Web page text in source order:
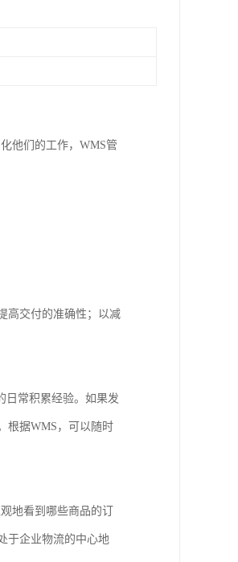
他们的工作，WMS管
高交付的准确性；以减
日常积累经验。如果发
根据WMS，可以随时
地看到哪些商品的订
于企业物流的中心地